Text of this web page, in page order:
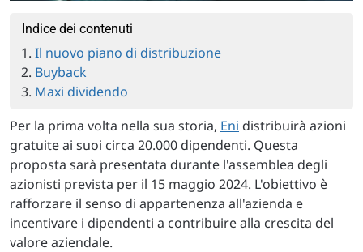
Indice dei contenuti
Il nuovo piano di distribuzione
Buyback
Maxi dividendo
Per la prima volta nella sua storia, Eni distribuirà azioni
gratuite ai suoi circa 20.000 dipendenti. Questa
proposta sarà presentata durante l'assemblea degli
azionisti prevista per il 15 maggio 2024. L'obiettivo è
rafforzare il senso di appartenenza all'azienda e
incentivare i dipendenti a contribuire alla crescita del
valore aziendale.